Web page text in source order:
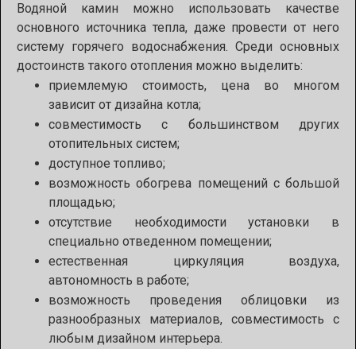
Водяной камин можно использовать качестве
основного источника тепла, даже провести от него
систему горячего водоснабжения. Среди основных
достоинств такого отопления можно выделить:
приемлемую стоимость, цена во многом
зависит от дизайна котла;
совместимость с большинством других
отопительных систем;
доступное топливо;
возможность обогрева помещений с большой
площадью;
отсутствие необходимости установки в
специально отведенном помещении;
естественная циркуляция воздуха,
автономность в работе;
возможность проведения облицовки из
разнообразных материалов, совместимость с
любым дизайном интерьера.